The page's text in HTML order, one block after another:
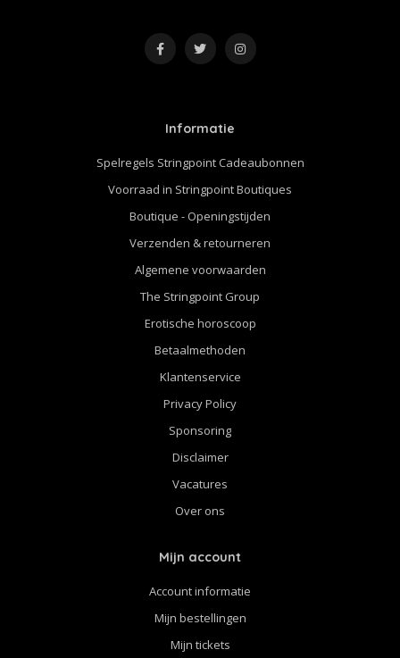
Informatie
Spelregels Stringpoint Cadeaubonnen
Voorraad in Stringpoint Boutiques
Boutique - Openingstijden
Verzenden & retourneren
Algemene voorwaarden
The Stringpoint Group
Erotische horoscoop
Betaalmethoden
Klantenservice
Privacy Policy
Sponsoring
Disclaimer
Vacatures
Over ons
Mijn account
Account informatie
Mijn bestellingen
Mijn tickets